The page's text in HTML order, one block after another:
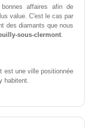
bonnes affaires afin de
value. C'est le cas par
des diamants que nous
sous-clermont.
est une ville positionnée
habitent.